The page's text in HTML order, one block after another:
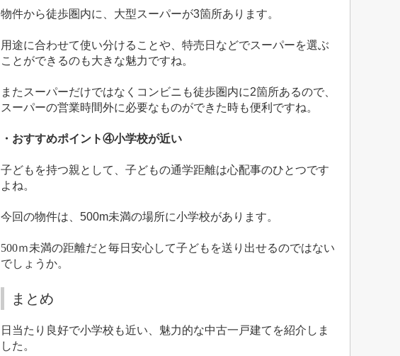
物件から徒歩圏内に、大型スーパーが3箇所あります。
用途に合わせて使い分けることや、特売日などでスーパーを選ぶ
ことができるのも大きな魅力ですね。
またスーパーだけではなくコンビニも徒歩圏内に2箇所あるので、
スーパーの営業時間外に必要なものができた時も便利ですね。
・おすすめポイント④小学校が近い
子どもを持つ親として、子どもの通学距離は心配事のひとつです
よね。
今回の物件は、 500m未満の場所に小学校があります。
500ｍ未満の距離だと毎日安心して子どもを送り出せるのではない
でしょうか。
まとめ
日当たり良好で小学校も近い、魅力的な中古一戸建てを紹介しま
した。